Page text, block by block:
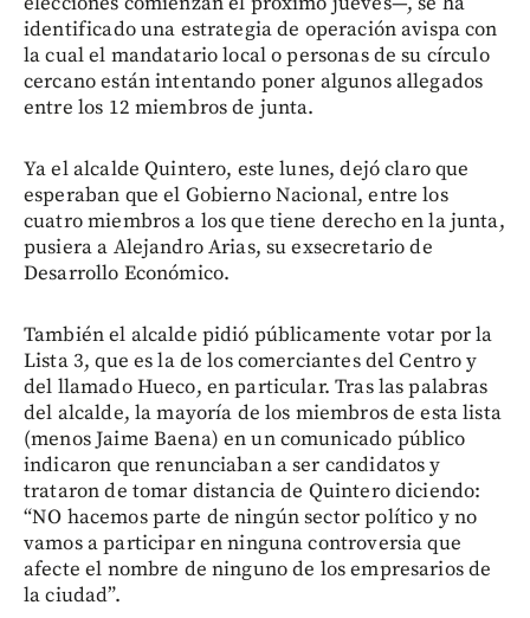
identificado una estrategia de operación avispa con
la cual el mandatario local o personas de su círculo
cercano están intentando poner algunos allegados
entre los 12 miembros de junta.
Ya el alcalde Quintero, este lunes, dejó claro que
esperaban que el Gobierno Nacional, entre los
cuatro miembros a los que tiene derecho en la junta,
pusiera a Alejandro Arias, su exsecretario de
Desarrollo Económico.
También el alcalde pidió públicamente votar por la
Lista 3, que es la de los comerciantes del Centro y
del llamado Hueco, en particular. Tras las palabras
del alcalde, la mayoría de los miembros de esta lista
(menos Jaime Baena) en un comunicado público
indicaron que renunciaban a ser candidatos y
trataron de tomar distancia de Quintero diciendo:
“NO hacemos parte de ningún sector político y no
vamos a participar en ninguna controversia que
afecte el nombre de ninguno de los empresarios de
la ciudad”.